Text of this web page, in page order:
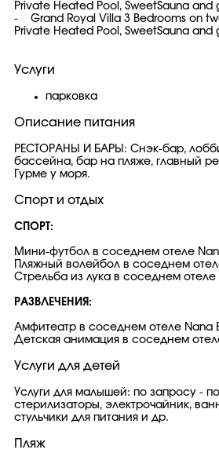
Private Heated Pool, SweetSauna and
- Grand Royal Villa 3 Bedrooms on
Private Heated Pool, SweetSauna and
Услуги
парковка
Описание питания
РЕСТОРАНЫ И БАРЫ: Снэк-бар,
бассейна, бар на пляже, главный
Гурме у моря.
Спорт и отдых
СПОРТ:
Мини-футбол в соседнем отеле
Пляжный волейбол в соседнем
Стрельба из лука в соседнем отеле
РАЗВЛЕЧЕНИЯ:
Амфитеатр в соседнем отеле Nana
Детская анимация в соседнем
Услуги для детей
Услуги для малышей: по запросу -
стерилизаторы, электрочайник,
стульчики для питания и др.
Пляж